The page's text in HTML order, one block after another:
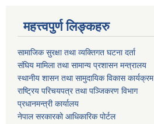
महत्त्वपुर्ण लिङ्कहरु
सामाजिक सुरक्षा तथा व्यक्तिगत घटना दर्ता
संघिय मामिला तथा सामान्य प्रशासन मन्त्रालय
स्थानीय शासन तथा सामुदायिक विकास कार्यक्रम
राष्ट्रिय परिचयपत्र तथा पञ्जिकरण विभाग
प्रधानमन्त्री कार्यालय
नेपाल सरकारको आधिकारिक पोर्टल